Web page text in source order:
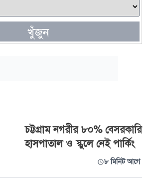
খুঁজুন
চট্টগ্রাম নগরীর ৮০% বেসরকারি
হাসপাতাল ও স্কুলে নেই পার্কিং
৮ মিনিট আগে